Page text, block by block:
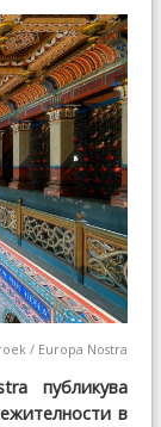
/ Europa Nostra
публикува
в